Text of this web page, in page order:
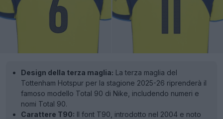
Design della terza maglia: La terza maglia del
Tottenham Hotspur per la stagione 2025-26 riprenderà il
famoso modello Total 90 di Nike, includendo numeri e
nomi Total 90.
Carattere T90: Il font T90, introdotto nel 2004 e noto